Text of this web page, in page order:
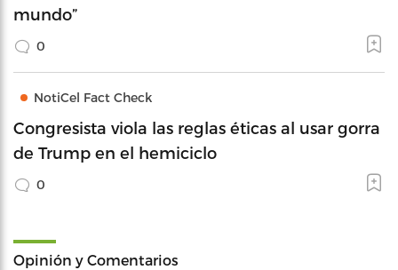
mundo”
0
NotiCel Fact Check
Congresista viola las reglas éticas al usar gorra
de Trump en el hemiciclo
0
Opinión y Comentarios